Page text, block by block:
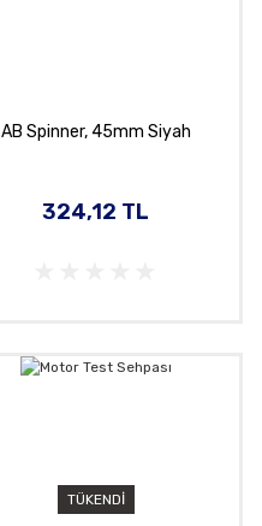
AB Spinner, 45mm Siyah
324,12 TL
TÜKENDİ